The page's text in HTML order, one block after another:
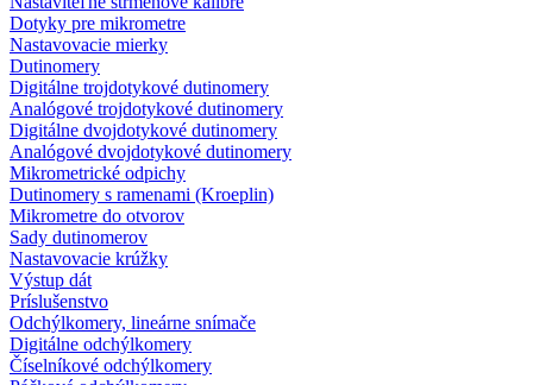
Dotyky pre mikrometre
Nastavovacie mierky
Dutinomery
Digitálne trojdotykové dutinomery
Analógové trojdotykové dutinomery
Digitálne dvojdotykové dutinomery
Analógové dvojdotykové dutinomery
Mikrometrické odpichy
Dutinomery s ramenami (Kroeplin)
Mikrometre do otvorov
Sady dutinomerov
Nastavovacie krúžky
Výstup dát
Príslušenstvo
Odchýlkomery, lineárne snímače
Digitálne odchýlkomery
Číselníkové odchýlkomery